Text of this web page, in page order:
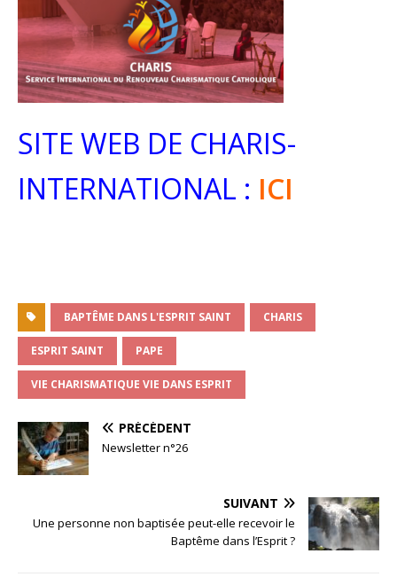
SITE WEB DE CHARIS-
INTERNATIONAL : ICI
BAPTÊME DANS L'ESPRIT SAINT CHARIS
ESPRIT SAINT PAPE
VIE CHARISMATIQUE VIE DANS ESPRIT
PRÉCÉDENT
Newsletter n°26
SUIVANT
Une personne non baptisée peut-elle recevoir le
Baptême dans l’Esprit ?